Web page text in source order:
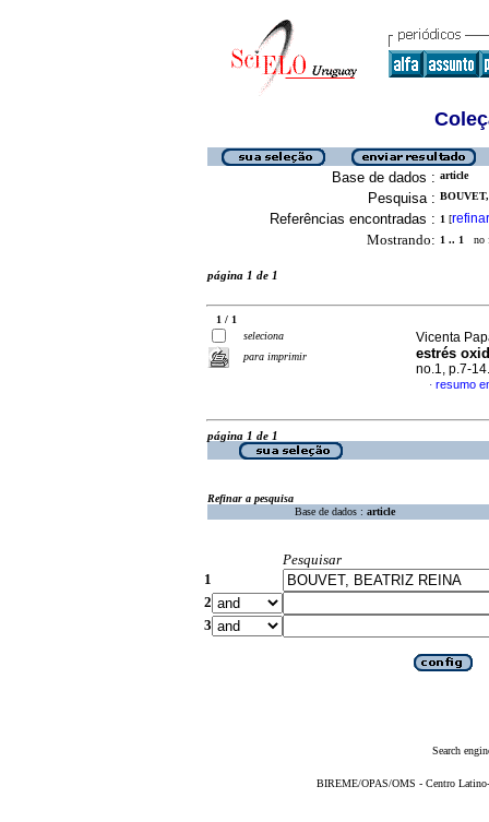
Base de dados : article
Pesquisa :
Referências encontradas : 1 [refinar
Mostrando: 1 .. 1 no
página 1 de 1
1 / 1
seleciona
para imprimir
Vicenta
estrés
no.1, p.7-
· resumo
página 1 de 1
Refinar a pesquisa
Base de dados : article
Pesquisar
1
2
3
Search
BIREME/OPAS/OMS - Centro Latino-